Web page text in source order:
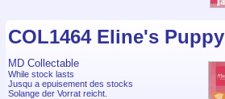
COL1464 Eline's Puppy
MD Collectable
While stock lasts
Jusqu a epuisement des stocks
Solange der Vorrat reicht.